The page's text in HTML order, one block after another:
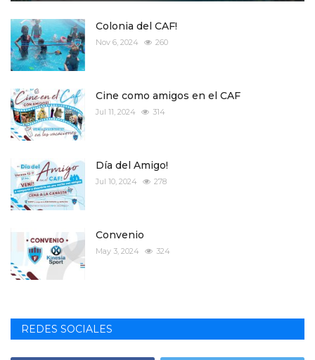
Colonia del CAF!
Nov 6, 2024 260
Cine como amigos en el CAF
Jul 11, 2024 314
Día del Amigo!
Jul 10, 2024 278
Convenio
May 3, 2024 324
REDES SOCIALES